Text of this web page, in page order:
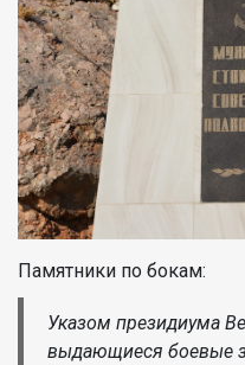
Памятники по бокам:
Указом президиума
выдающиеся боевые